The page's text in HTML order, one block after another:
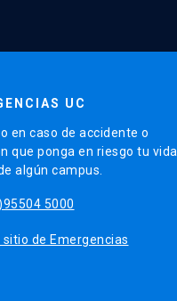
UC
en caso de accidente o
que ponga en riesgo tu vida
algún campus.
5000
sitio de Emergencias